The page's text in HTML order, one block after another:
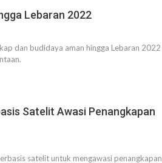
Lebaran 2022
dan budidaya aman hingga Lebaran 2022
Satelit Awasi Penangkapan
satelit untuk mengawasi penangkapan